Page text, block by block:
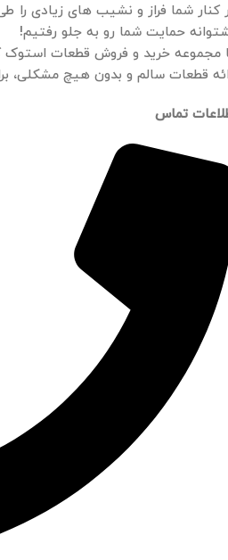
کنار شما فراز و نشیب های زیادی را
حمایت شما رو به جلو رفتیم!
مجموعه خرید و فروش قطعات استوک
قطعات سالم و بدون هیچ مشکلی،
تماس